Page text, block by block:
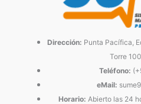
Dirección: Punta Pacífica,
Torre
Teléfono:
eMail:
Horario: Abierto las 24